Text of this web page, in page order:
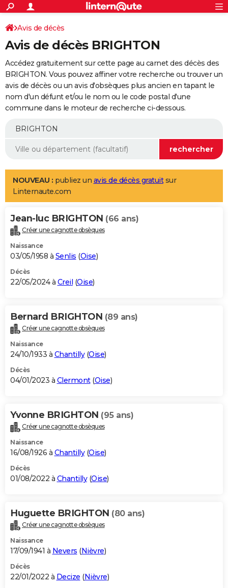
ACTUALITÉS
Politique
Société
Faits Divers
Education
Monde
Villes
+
SPORT
Coupe du monde 2026
Football
Tennis
Cyclisme
Rugby
Forum
Programme TV
TNT
Streaming
Cinéma
Sorties cinéma
Musique
+
FINANCE
Retraite
Epargne
Immobilier
Risques naturels par ville
Banque
Assurance
AUTO
Essais
Réserver un essai
Citadines
Berlines
SUV
Forum auto
+
Mobiles
Meilleur smartphone
Internet
Ordinateurs
Jeux vidéo
Guide high-tech
Aménagement intérieur
LIFESTYLE
Art de vivre
Bien-être
Loisirs
Mode
Modes de vie
Alimentation
Guide de la santé
Maladies
Médicaments
Sommeil
VOYAGE
Destinations
City break
Voyage nature
Voyage de noces
Forum
Climat
+PHOTO
GUIDES D'ACHAT
BONS PLANS
Carte de Noël
Carte Bonne année
Carte Saint-Valentin
Carte Pâques
Carte d'anniversaire
DICTIONNAIRE
Dictionnaire
Biographies
Citations
Expressions
Proverbes
PROGRAMME TV
S'inscrire
Se connecter
Lycées
Collèges
Primaires
Universités
Entreprises
Service militaire
Avis de recherche
AVIS DE DÉCÈS
Bricolage
Lifestyle
Culture
Sport
Auto
Television
Voyage
Cinema
Avis de décès
Avis de décès BRIGHTON
Accédez gratuitement sur cette page au carnet des décès des
BRIGHTON. Vous pouvez affiner votre recherche ou trouver un
avis de décès ou un avis d'obsèques plus ancien en tapant le
nom d'un défunt et/ou le nom ou le code postal d'une
commune dans le moteur de recherche ci-dessous.
NOUVEAU : publiez un avis de décès gratuitsur
Linternaute.com
Jean-luc BRIGHTON (66 ans)
Créer une cagnotte obsèques
Naissance
03/05/1958 à Senlis (Oise)
Décès
22/05/2024 à Creil (Oise)
Bernard BRIGHTON (89 ans)
Créer une cagnotte obsèques
Naissance
24/10/1933 à Chantilly(Oise)
Décès
04/01/2023 à Clermont(Oise)
Yvonne BRIGHTON (95 ans)
Créer une cagnotte obsèques
Naissance
16/08/1926 à Chantilly(Oise)
Décès
01/08/2022 à Chantilly(Oise)
Huguette BRIGHTON (80 ans)
Créer une cagnotte obsèques
Naissance
17/09/1941 à Nevers (Nièvre)
Décès
22/01/2022 à Decize (Nièvre)